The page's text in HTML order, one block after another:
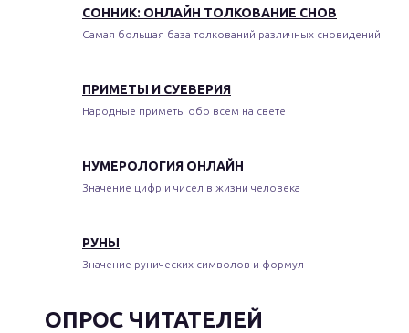
СОННИК: ОНЛАЙН ТОЛКОВАНИЕ СНОВ
Самая большая база толкований различных сновидений
ПРИМЕТЫ И СУЕВЕРИЯ
Народные приметы обо всем на свете
НУМЕРОЛОГИЯ ОНЛАЙН
Значение цифр и чисел в жизни человека
РУНЫ
Значение рунических символов и формул
ОПРОС ЧИТАТЕЛЕЙ